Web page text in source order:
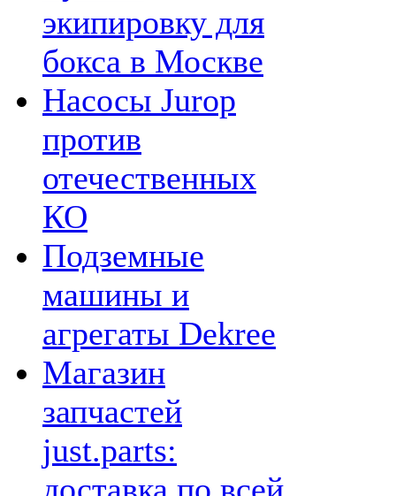
экипировку для
бокса в Москве
Насосы Jurop
против
отечественных
КО
Подземные
машины и
агрегаты Dekree
Магазин
запчастей
just.parts: